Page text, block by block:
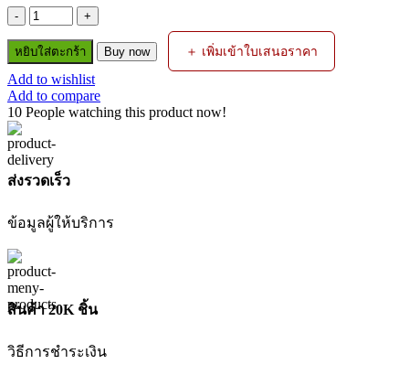
จำนวน
สว่าน
โรตารี่
ไฟฟ้า
3
ระบบ
D25133K-
IN
26MM
ชิ้น
หยิบใส่ตะกร้า Buy now ＋ เพิ่มเข้าใบเสนอราคา
Add to wishlist
Add to compare
10 People watching this product now!
ส่งรวดเร็ว
ข้อมูลผู้ให้บริการ
สินค้า 20K ชิ้น
วิธีการชำระเงิน